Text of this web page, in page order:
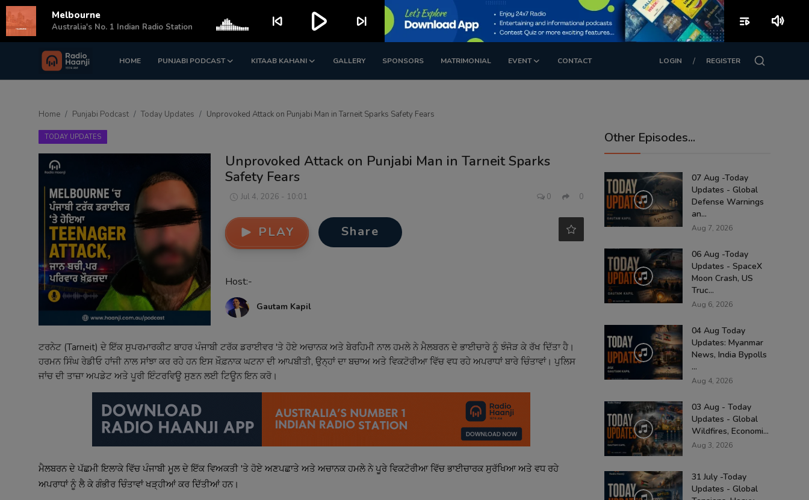
HOME PUNJABI PODCAST KITAAB KAHANI GALLERY SPONSORS MATRIMONIAL EVENT CONTACT LOGIN / REGISTER
Login Register
Punjabi Podcast
Kitaab Kahani
Matrimonial
Contact
Home Punjabi Podcast Today Updates Unprovoked Attack on Punjabi Man in Tarneit Sparks Safety Fears
TODAY UPDATES
Unprovoked Attack on Punjabi Man in Tarneit Sparks
Safety Fears
Jul 4, 2026 - 10:01 0 0
PLAY Share
Host:-
Gautam Kapil
ਟਰਨੇਟ (Tarneit) ਦੇ ਇੱਕ ਸੁਪਰਮਾਰਕੀਟ ਬਾਹਰ ਪੰਜਾਬੀ ਟਰੱਕ ਡਰਾਈਵਰ 'ਤੇ ਹੋਏ ਅਚਾਨਕ ਅਤੇ ਬੇਰਹਿਮੀ ਨਾਲ ਹਮਲੇ ਨੇ ਮੈਲਬਰਨ ਦੇ ਭਾਈਚਾਰੇ ਨੂੰ ਝੰਜੋੜ ਕੇ ਰੱਖ ਦਿੱਤਾ ਹੈ।
ਹਰਮਨ ਸਿੰਘ ਰੇਡੀਓ ਹਾਂਜੀ ਨਾਲ ਸਾਂਝਾ ਕਰ ਰਹੇ ਹਨ ਇਸ ਖ਼ੌਫ਼ਨਾਕ ਘਟਨਾ ਦੀ ਆਪਬੀਤੀ, ਉਨ੍ਹਾਂ ਦਾ ਬਚਾਅ ਅਤੇ ਵਿਕਟੋਰੀਆ ਵਿੱਚ ਵਧ ਰਹੇ ਅਪਰਾਧਾਂ ਬਾਰੇ ਚਿੰਤਾਵਾਂ। ਪੁਲਿਸ
ਜਾਂਚ ਦੀ ਤਾਜ਼ਾ ਅਪਡੇਟ ਅਤੇ ਪੂਰੀ ਇੰਟਰਵਿਊ ਸੁਣਨ ਲਈ ਟਿਊਨ ਇਨ ਕਰੋ।
ਮੈਲਬਰਨ ਦੇ ਪੱਛਮੀ ਇਲਾਕੇ ਵਿੱਚ ਪੰਜਾਬੀ ਮੂਲ ਦੇ ਇੱਕ ਵਿਅਕਤੀ 'ਤੇ ਹੋਏ ਅਣਪਛਾਤੇ ਅਤੇ ਅਚਾਨਕ ਹਮਲੇ ਨੇ ਪੂਰੇ ਵਿਕਟੋਰੀਆ ਵਿੱਚ ਭਾਈਚਾਰਕ ਸੁਰੱਖਿਆ ਅਤੇ ਵਧ ਰਹੇ
ਅਪਰਾਧਾਂ ਨੂੰ ਲੈ ਕੇ ਗੰਭੀਰ ਚਿੰਤਾਵਾਂ ਖੜ੍ਹੀਆਂ ਕਰ ਦਿੱਤੀਆਂ ਹਨ।
Other Episodes...
07 Aug -Today
Updates - Global
Defense Warnings
an...
Aug 7, 2026
06 Aug -Today
Updates - SpaceX
Moon Crash, US
Truc...
Aug 6, 2026
04 Aug Today
Updates: Myanmar
News, India Bypolls
...
Aug 4, 2026
03 Aug - Today
Updates - Global
Wildfires, Economi...
Aug 3, 2026
31 July -Today
Updates - Global
Melbourne
Australia's No. 1 Indian Radio Station skip_previous play_arrow skip_next playlist_play volume_up